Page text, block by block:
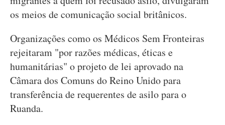
os meios de comunicação social britânicos.
Organizações como os Médicos Sem Fronteiras
rejeitaram "por razões médicas, éticas e
humanitárias" o projeto de lei aprovado na
Câmara dos Comuns do Reino Unido para
transferência de requerentes de asilo para o
Ruanda.